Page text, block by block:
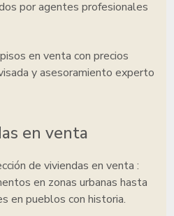
por agentes profesionales
en venta con precios
y asesoramiento experto
en venta
de viviendas en venta :
en zonas urbanas hasta
en pueblos con historia.